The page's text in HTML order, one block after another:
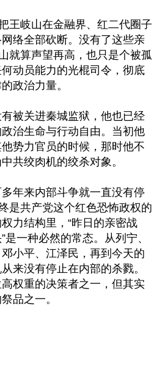
王岐山在金融界、红二代圈子
络全部砍断。没有了这些亲
就算声望再高，也只是个被孤
动员能力的光棍司令，彻底
政治力量。
被关进秦城监狱，他也已经
治生命与行动自由。当初他
势力官员的时候，那时他不
共绞肉机的绞杀对象。
年来内部斗争就一直没有停
是共产党这个红色恐怖政权的
力结构里，“昨日的亲密战
一种必然的常态。从列宁、
小平、江泽民，再到今天的
来没有停止在内部的杀戮。
权重的决策者之一，但其实
品之一。